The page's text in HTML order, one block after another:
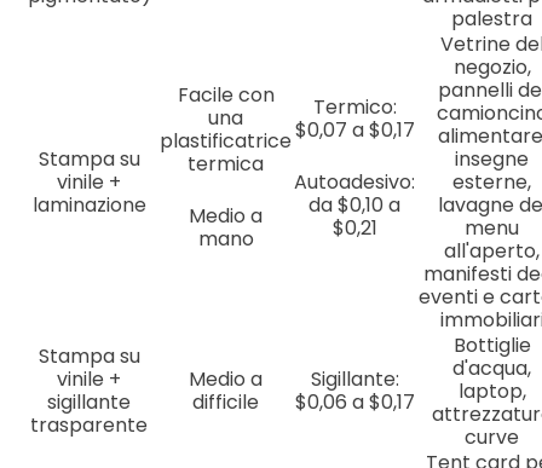
palestra
Stampa su
vinile +
laminazione
Facile con
una
plastificatrice
termica
Medio a
mano
Termico:
$0,07 a $0,17
Autoadesivo:
da $0,10 a
$0,21
Vetrine
negozio,
pannelli
insegne
esterne,
lavagne
menu
all'aperto,
manifesti
eventi e
Stampa su
vinile +
sigillante
trasparente
Medio a
difficile
Sigillante:
$0,06 a $0,17
Bottiglie
d'acqua,
laptop,
curve